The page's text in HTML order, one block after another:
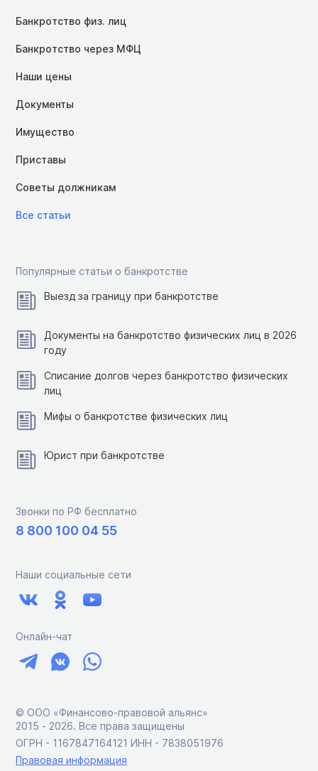
Банкротство физ. лиц
Банкротство через МФЦ
Наши цены
Документы
Имущество
Приставы
Советы должникам
Все статьи
Популярные статьи о банкротстве
Выезд за границу при банкротстве
Документы на банкротство физических лиц в 2026
году
Списание долгов через банкротство физических
лиц
Мифы о банкротстве физических лиц
Юрист при банкротстве
Звонки по РФ бесплатно
8 800 100 04 55
Наши социальные сети
Онлайн-чат
© ООО «Финансово-правовой альянс»
2015 ‑ 2026. Все права защищены
ОГРН - 1167847164121 ИНН - 7838051976
Правовая информация